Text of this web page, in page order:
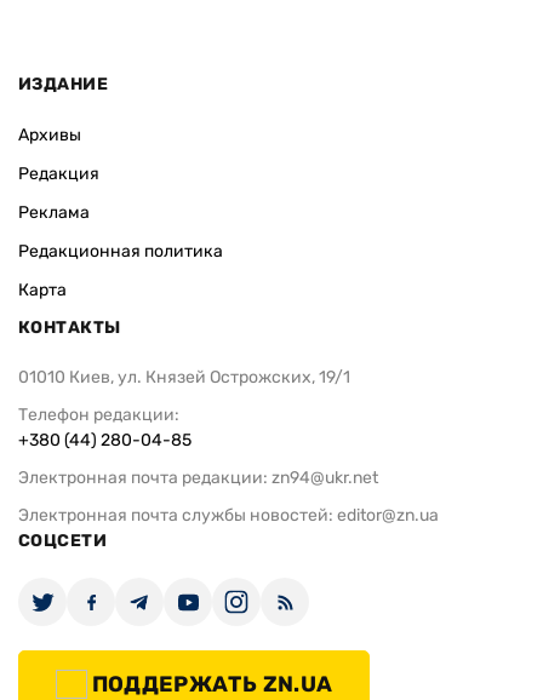
ИЗДАНИЕ
Архивы
Редакция
Реклама
Редакционная политика
Карта
КОНТАКТЫ
01010 Киев, ул. Князей Острожских, 19/1
Телефон редакции:
+380 (44) 280-04-85
Электронная почта редакции: zn94@ukr.net
Электронная почта службы новостей: editor@zn.ua
СОЦСЕТИ
ПОДДЕРЖАТЬ ZN.UA